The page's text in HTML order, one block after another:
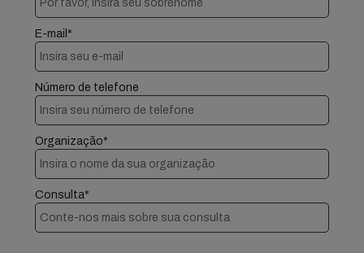
E-mail*
Número de telefone
Organização*
Consulta*